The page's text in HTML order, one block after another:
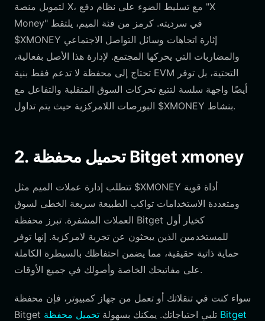
لتمويل منصة X، مع تسليط الضوء على نظام دفع "X
Money" في سرديته. كرمز من فئة الميم، يلتقط
$XMONEY إثارة اتجاهات وسائل التواصل الاجتماعي
والمضاربات التي يحركها المجتمع. لإدارة هذا الأصل بفعالية،
تحتاج إلى محفظة لا تدعم فقط بنية EVM التحتية، بل توفر
أيضًا واجهة سلسة لتتبع تحركات السوق المتقلبة والتفاعل مع
البورصات اللامركزية حيث يتم تداول $XMONEY بنشاط.
2. تحميل محفظة Bitget xmoney
تتطلب إدارة عملات الميم مثل $XMONEY أداة قوية
ومتعددة الاستخدامات تواكب الطبيعة سريعة الخطى لسوق
العملات المشفرة. تبرز محفظة Bitget كخيار أول
للمستخدمين الذين يبحثون عن تجربة لامركزية. إنها توفر
حماية ذاتية حقيقية، مما يضمن احتفاظك بالسيطرة الكاملة
على مفاتيحك الخاصة وأصولك في جميع الأوقات.
سواء كنت في تنقلاتك أو تعمل من جهاز كمبيوتر، فإن محفظة
Bitget تلبي احتياجاتك. يمكنك بسهولة تحميل محفظة Bitget